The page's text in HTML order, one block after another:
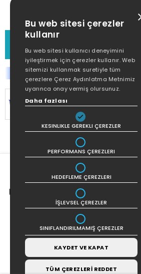
MÜŞTERİ HİZMETLERİ
(0212) 373 77 00
SİTEMİZ
KORUNMAKTADIR.
Bu web sitesi çerezler
kullanır
Bu web sitesi kullanıcı deneyimini
iyileştirmek için çerezler kullanır. Web
sitemizi kullanmak suretiyle tüm
çerezlere Çerez Aydınlatma Metnimiz
uyarınca onay vermiş olursunuz.
Daha fazlası
KESINLIKLE GEREKLI ÇEREZLER
PERFORMANS ÇEREZLERI
HEDEFLEME ÇEREZLERI
İŞLEVSEL ÇEREZLER
SINIFLANDIRILMAMIŞ ÇEREZLER
KAYDET VE KAPAT
TÜM ÇEREZLERİ REDDET